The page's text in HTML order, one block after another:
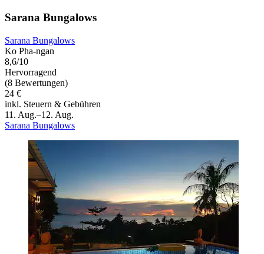
Sarana Bungalows
Sarana Bungalows
Ko Pha-ngan
8,6/10
Hervorragend
(8 Bewertungen)
24 €
inkl. Steuern & Gebühren
11. Aug.–12. Aug.
Sarana Bungalows